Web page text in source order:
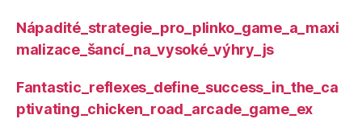
Nápadité_strategie_pro_plinko_game_a_maxi
malizace_šancí_na_vysoké_výhry_js
Fantastic_reflexes_define_success_in_the_ca
ptivating_chicken_road_arcade_game_ex